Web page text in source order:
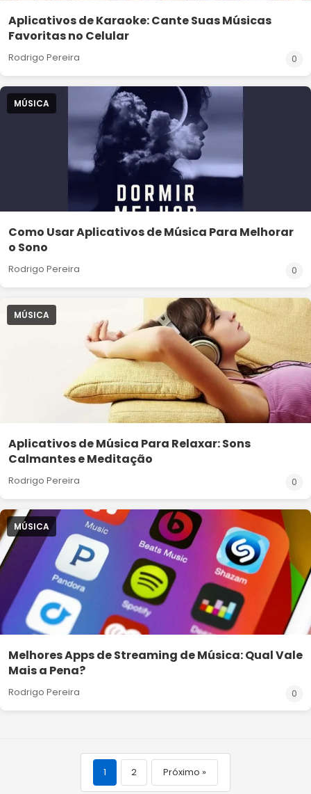
Aplicativos de Karaoke: Cante Suas Músicas
Favoritas no Celular
Rodrigo Pereira 0
MÚSICA
Como Usar Aplicativos de Música Para Melhorar
o Sono
Rodrigo Pereira 0
MÚSICA
Aplicativos de Música Para Relaxar: Sons
Calmantes e Meditação
Rodrigo Pereira 0
MÚSICA
Melhores Apps de Streaming de Música: Qual Vale
Mais a Pena?
Rodrigo Pereira 0
1 2 Próximo »